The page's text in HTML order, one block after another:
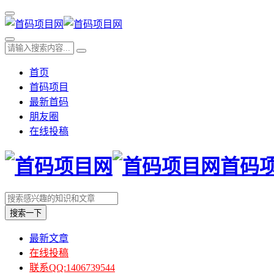
首页
首码项目
最新首码
朋友圈
在线投稿
首码
搜索一下
最新文章
在线投稿
联系QQ:1406739544